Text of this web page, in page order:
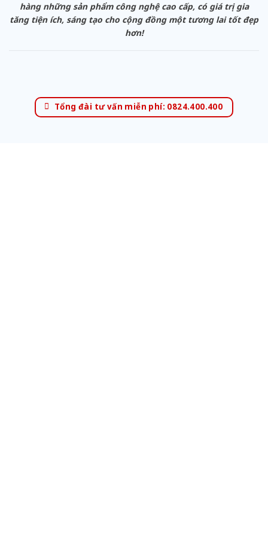
hàng những sản phẩm công nghệ cao cấp, có giá trị gia
tăng tiện ích, sáng tạo cho cộng đồng một tương lai tốt đẹp
hơn!
Tổng đài tư vấn miễn phí: 0824.400.400